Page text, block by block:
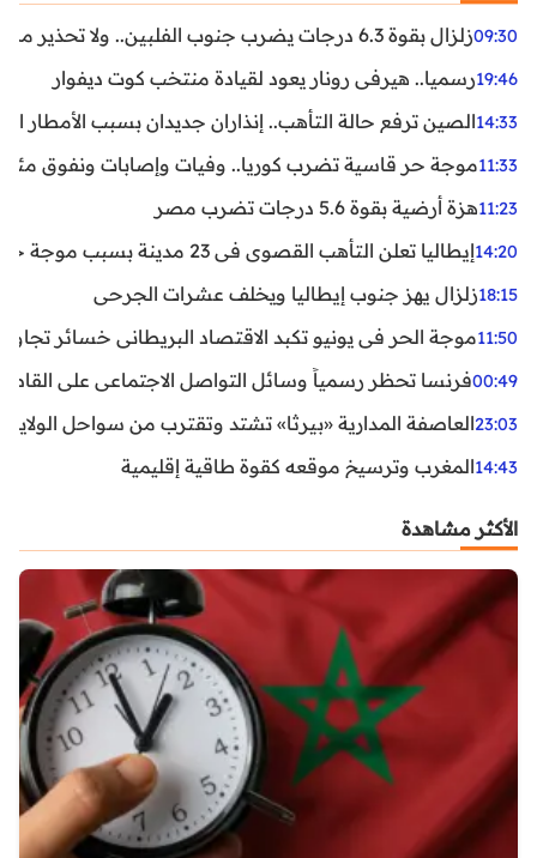
09:30زلزال بقوة 6.3 درجات يضرب جنوب الفلبين.. ولا تحذير من تسونامي حتى الآن
19:46رسميا.. هيرفي رونار يعود لقيادة منتخب كوت ديفوار
14:33الصين ترفع حالة التأهب.. إنذاران جديدان بسبب الأمطار
11:33موجة حر قاسية تضرب كوريا.. وفيات وإصابات ونفوق مئات
11:23هزة أرضية بقوة 5.6 درجات تضرب مصر
14:20إيطاليا تعلن التأهب القصوى في 23 مدينة بسبب موجة حر شديدة
18:15زلزال يهز جنوب إيطاليا ويخلف عشرات الجرحى
11:50موجة الحر في يونيو تكبد الاقتصاد البريطاني خسائر تجاوزت 1.5 مليار
00:49فرنسا تحظر رسمياً وسائل التواصل الاجتماعي على القاصرين
23:03العاصفة المدارية «بيرثا» تشتد وتقترب من سواحل
14:43المغرب وترسيخ موقعه كقوة طاقية إقليمية
الأكثر مشاهدة